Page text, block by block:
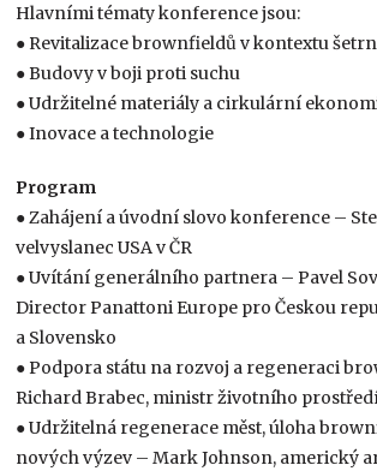
Hlavními tématy konference jsou:
● Revitalizace brownfieldů v kontextu
● Budovy v boji proti suchu
● Udržitelné materiály a cirkulární
● Inovace a technologie
Program
● Zahájení a úvodní slovo konference –
velvyslanec USA v ČR
● Uvítání generálního partnera – Pavel
Director Panattoni Europe pro Českou
a Slovensko
● Podpora státu na rozvoj a regeneraci
Richard Brabec, ministr životního prostředí
● Udržitelná regenerace měst, úloha
nových výzev – Mark Johnson, americký